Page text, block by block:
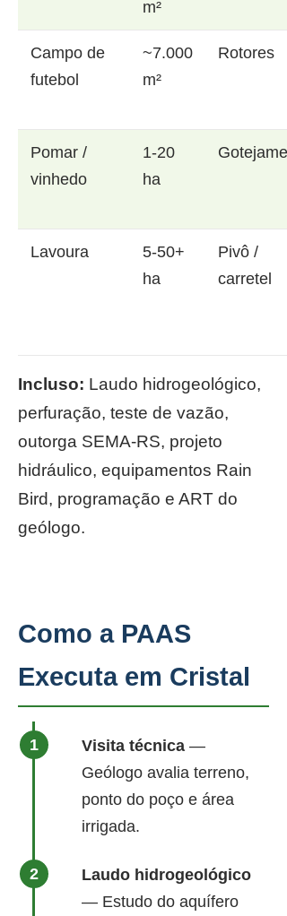
m²
Campo de
futebol
~7.000
m²
Rotores
Pomar /
vinhedo
1-20
ha
Lavoura
5-50+
ha
Pivô /
carretel
Incluso: Laudo hidrogeológico,
perfuração, teste de vazão,
outorga SEMA-RS, projeto
hidráulico, equipamentos Rain
Bird, programação e ART do
geólogo.
Como a PAAS
Executa em Cristal
Visita técnica —
Geólogo avalia terreno,
ponto do poço e área
irrigada.
Laudo hidrogeológico
— Estudo do aquífero